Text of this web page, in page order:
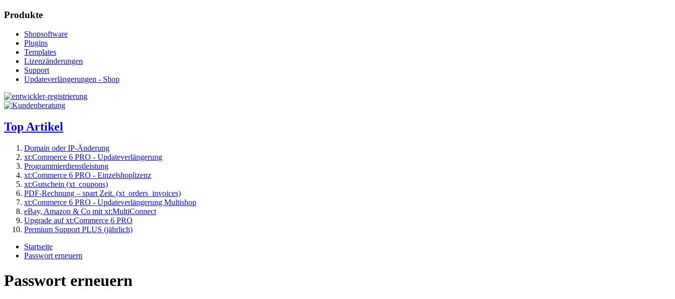
Produkte
Shopsoftware
Plugins
Templates
Lizenzänderungen
Support
Updateverlängerungen - Shop
Top Artikel
Domain oder IP-Änderung
xt:Commerce 6 PRO - Updateverlängerung
Programmierdienstleistung
xt:Commerce 6 PRO - Einzelshoplizenz
xt:Gutschein (xt_coupons)
PDF-Rechnung – spart Zeit. (xt_orders_invoices)
xt:Commerce 6 PRO - Updateverlängerung Multishop
eBay, Amazon & Co mit xt:MultiConnect
Upgrade auf xt:Commerce 6 PRO
Premium Support PLUS (jährlich)
Startseite
Passwort erneuern
Passwort erneuern